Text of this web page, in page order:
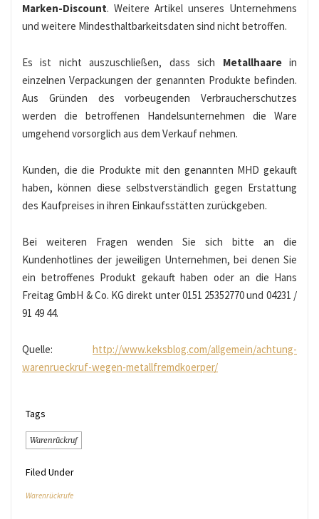
Marken-Discount. Weitere Artikel unseres Unternehmens
und weitere Mindesthaltbarkeitsdaten sind nicht betroffen.
Es ist nicht auszuschließen, dass sich Metallhaarein
einzelnen Verpackungen der genannten Produkte befinden.
Aus Gründen des vorbeugenden Verbraucherschutzes
werden die betroffenen Handelsunternehmen die Ware
umgehend vorsorglich aus dem Verkauf nehmen.
Kunden, die die Produkte mit den genannten MHD gekauft
haben, können diese selbstverständlich gegen Erstattung
des Kaufpreises in ihren Einkaufsstätten zurückgeben.
Bei weiteren Fragen wenden Sie sich bitte an die
Kundenhotlines der jeweiligen Unternehmen, bei denen Sie
ein betroffenes Produkt gekauft haben oder an die Hans
Freitag GmbH & Co. KG direkt unter 0151 25352770 und 04231 /
91 49 44.
Quelle: http://www.keksblog.com/allgemein/achtung-
warenrueckruf-wegen-metallfremdkoerper/
Tags
Warenrückruf
Filed Under
Warenrückrufe